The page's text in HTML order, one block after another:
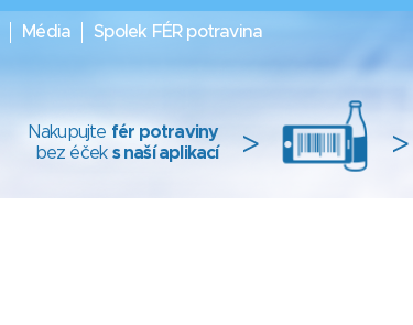
Média Spolek FÉR potravina
Nakupujte fér potraviny
bez éček s naší aplikací > >